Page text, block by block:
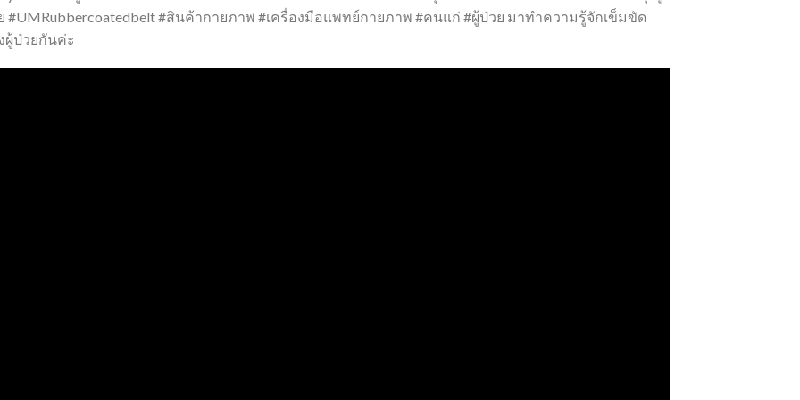
#UMRubbercoatedbelt #สินค้ากายภาพ #เครื่องมือแพทย์กายภาพ #คนแก่ #ผู้ป่วย มาทำความรู้จักเข็มขัด
ผู้ป่วยกันค่ะ